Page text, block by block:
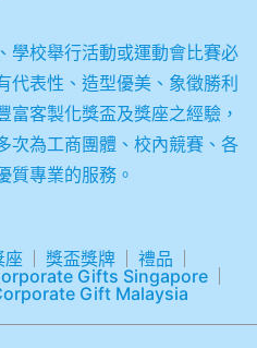
學校舉行活動或運動會比賽必
代表性、造型優美、象徵勝利
客製化獎盃及獎座之經驗，
次為工商團體、校內競賽、各
質專業的服務。
座 獎盃獎牌
禮品
Gifts Singapore
Gift Malaysia